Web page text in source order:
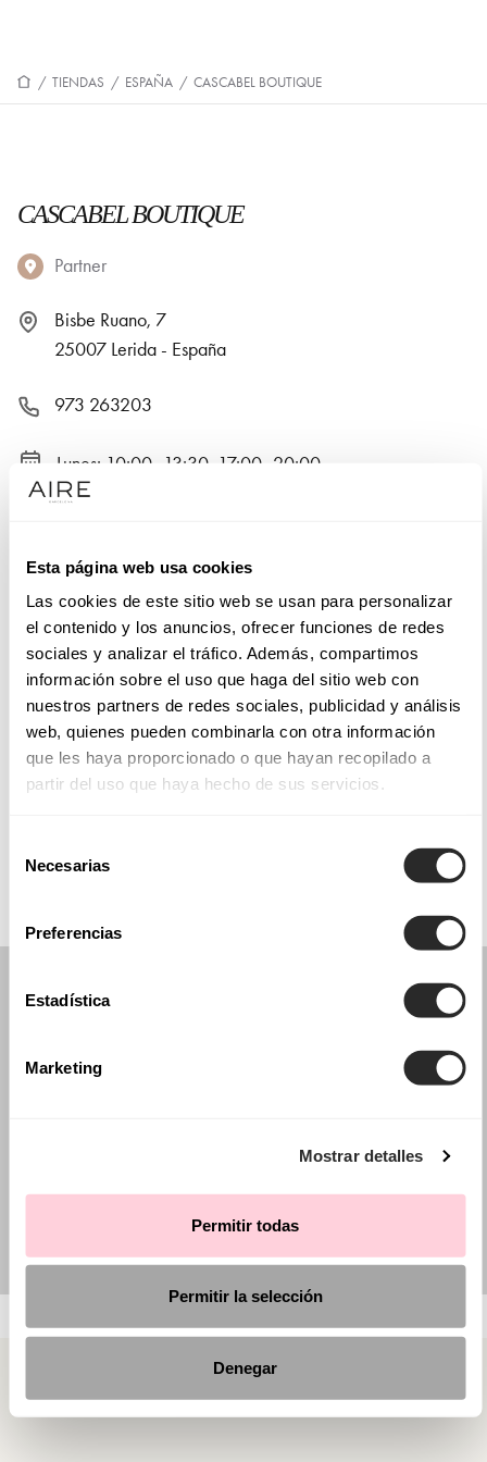
Esta página web usa cookies
Las cookies de este sitio web se usan para personalizar
el contenido y los anuncios, ofrecer funciones de redes
sociales y analizar el tráfico. Además, compartimos
información sobre el uso que haga del sitio web con
nuestros partners de redes sociales, publicidad y análisis
web, quienes pueden combinarla con otra información
que les haya proporcionado o que hayan recopilado a
partir del uso que haya hecho de sus servicios.
Necesarias
Preferencias
Estadística
Marketing
Mostrar detalles
Permitir todas
Permitir la selección
Denegar
/ TIENDAS / ESPAÑA / CASCABEL BOUTIQUE
CASCABEL BOUTIQUE
Partner
Bisbe Ruano, 7
25007 Lerida - España
973 263203
Lunes: 10:00–13:30, 17:00–20:00
Martes: 10:00–13:30, 17:00–20:00
Viernes: 10:00–13:30, 17:00–20:00
Sábado: 10:00–13:30, 17:00–20:00
Domingo: Cerrado
PIDE TU CITA
COLECCIONES